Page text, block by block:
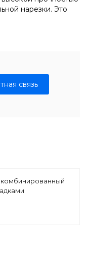
нарезки. Это
связь